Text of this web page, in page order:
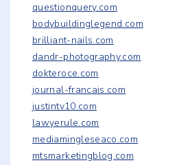
questionquery.com
bodybuildinglegend.com
brilliant-nails.com
dandr-photography.com
dokteroce.com
journal-francais.com
justintv10.com
lawyerule.com
mediamingleseaco.com
mtsmarketingblog.com